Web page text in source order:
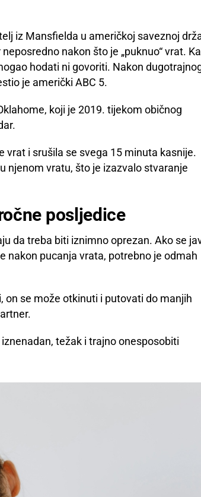
iz Mansfielda u američkoj saveznoj
nakon što je „puknuo“ vrat.
hodati ni govoriti. Nakon
je američki ABC 5.
koji je 2019. tijekom običnog
vrat i srušila se svega 15 minuta kasnije.
njenom vratu, što je izazvalo stvaranje
posljedice
da treba biti iznimno oprezan. Ako se
nakon pucanja vrata, potrebno je odmah
on se može otkinuti i putovati do manjih
težak i trajno onesposobiti